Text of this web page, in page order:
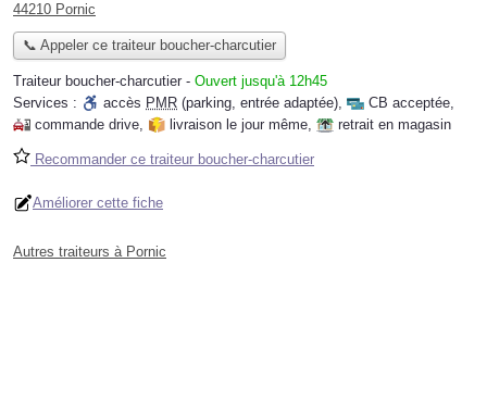
44210 Pornic
📞 Appeler ce traiteur boucher-charcutier
Traiteur boucher-charcutier - Ouvert jusqu'à 12h45
Services :
accès PMR (parking, entrée adaptée), CB acceptée,
commande drive, livraison le jour même, retrait en magasin
Recommander ce traiteur boucher-charcutier
Améliorer cette fiche
Autres traiteurs à Pornic